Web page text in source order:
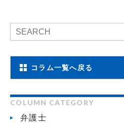
コラム一覧へ戻る
COLUMN CATEGORY
弁護士